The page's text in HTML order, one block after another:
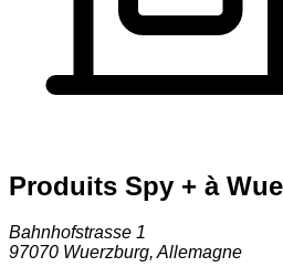
Produits Spy + à
Bahnhofstrasse 1
97070 Wuerzburg,Allemagne